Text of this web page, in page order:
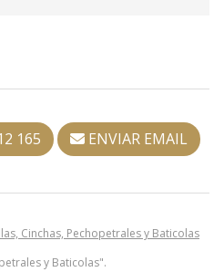
Cinchas, Pechopetrales y Baticolas
y Baticolas".
165 ENVIAR EMAIL